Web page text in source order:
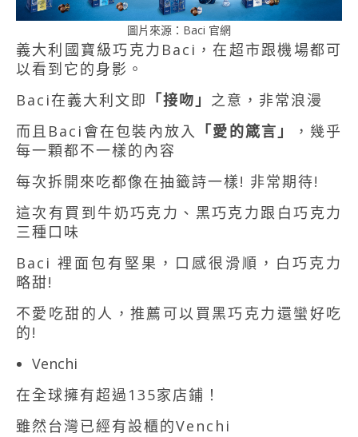
圖片來源：Baci 官網
義大利國寶級巧克力Baci，在超市跟機場都可
以看到它的身影。
Baci在義大利文即 「接吻」 之意，非常浪漫
而且Baci會在包裝內放入 「愛的箴言」
，幾乎
每一顆都不一樣的內容
每次拆開來吃都像在抽籤詩一樣! 非常期待!
這次有買到牛奶巧克力、黑巧克力跟白巧克力
三種口味
Baci 裡面包有堅果，口感很滑順，白巧克力
略甜!
不愛吃甜的人，推薦可以買黑巧克力還蠻好吃
的!
Venchi
在全球擁有超過135家店鋪！
雖然台灣已經有設櫃的Venchi